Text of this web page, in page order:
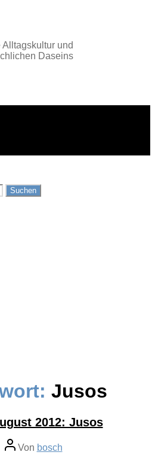
und
Daseins
Jusos
2012: Jusos
Beitragsautor
Von bosch